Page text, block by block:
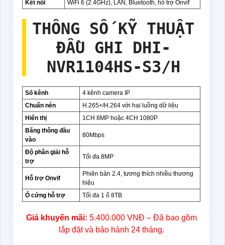
Kết nối WiFi 6 (2.4GHz), LAN, Bluetooth, hỗ trợ Onvif
THÔNG SỐ KỸ THUẬT
ĐẦU GHI DHI-
NVR1104HS-S3/H
Số kênh
4 kênh camera IP
Chuẩn nén
H.265+/H.264 với hai luồng dữ liệu
Hiển thị
1CH 8MP hoặc 4CH 1080P
Băng thông đầu
vào
80Mbps
Độ phân giải hỗ
trợ
Tối đa 8MP
Hỗ trợ Onvif
Phiên bản 2.4, tương thích nhiều thương
hiệu
Ổ cứng hỗ trợ
Tối đa 1 ổ 8TB
Giá khuyến mãi: 5.400.000 VNĐ – Đã bao gồm
lắp đặt và bảo hành 24 tháng.